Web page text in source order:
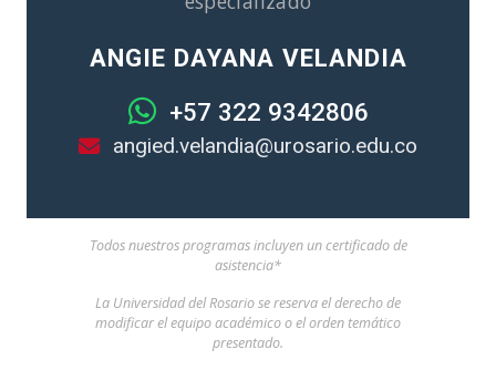
ANGIE DAYANA VELANDIA
+57 322 9342806
angied.velandia@urosario.edu.co
Todos nuestros programas incluyen un certificado de
asistencia*
La Universidad del Rosario se reserva el derecho de
modificar el equipo académico o el orden temático
presentado.